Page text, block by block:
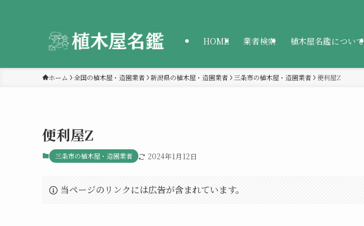
HOME 業者検索 植木屋名鑑について
ホーム 全国の植木屋・造園業者 新潟県の植木屋・造園業者 三条市の植木屋・造園業者 便利屋Z
便利屋Z
三条市の植木屋・造園業者 2024年1月12日
当ページのリンクには広告が含まれています。